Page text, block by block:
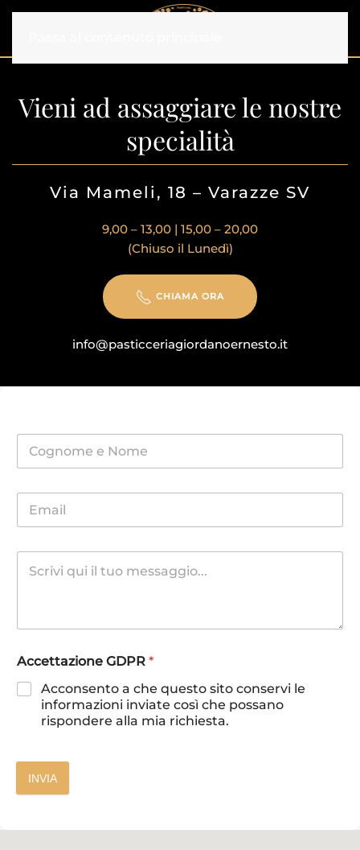
Vieni ad assaggiare le nostre
specialità
Via Mameli, 18 – Varazze SV
9,00 – 13,00 | 15,00 – 20,00
(Chiuso il Lunedì)
CHIAMA ORA
info@pasticceriagiordanoernesto.it
Accettazione GDPR *
Acconsento a che questo sito conservi le
informazioni inviate così che possano
rispondere alla mia richiesta.
INVIA